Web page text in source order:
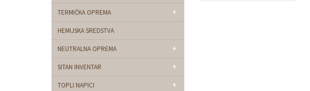
TERMIČKA OPREMA +
HEMIJSKA SREDSTVA
NEUTRALNA OPREMA +
SITAN INVENTAR +
TOPLI NAPICI +